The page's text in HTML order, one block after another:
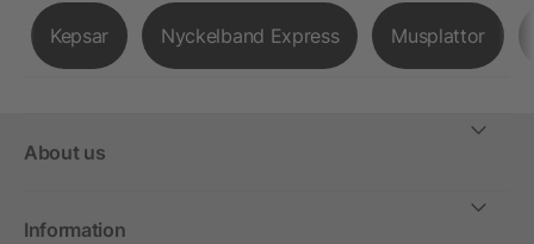
Kepsar Nyckelband Express Musplattor
About us
Information